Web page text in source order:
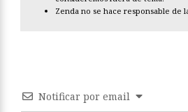
Zenda no se hace responsable de
Notificar por email